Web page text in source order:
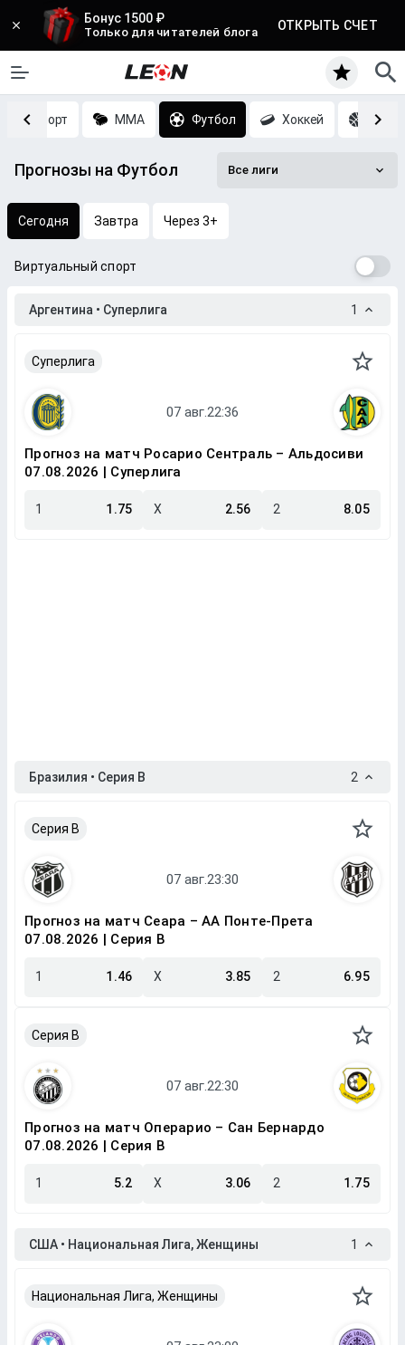
Бонус 1500 ₽
Только для читателей блога ОТКРЫТЬ СЧЕТ
MMA Футбол Хоккей
Прогнозы на Футбол Все лиги
Сегодня Завтра Через 3+
Виртуальный спорт
Аргентина • Суперлига 1
Суперлига
Прогноз на матч Росарио Сентраль – Альдосиви
07.08.2026 | Суперлига
1 1.75 X 2.56 2 8.05
Бразилия • Серия B 2
Серия B
Прогноз на матч Сеара – АА Понте-Прета
07.08.2026 | Серия B
1 1.46 X 3.85 2 6.95
Серия B
Прогноз на матч Операрио – Сан Бернардо
07.08.2026 | Серия B
1 5.2 X 3.06 2 1.75
США • Национальная Лига, Женщины 1
Национальная Лига, Женщины